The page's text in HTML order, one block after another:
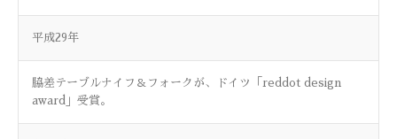
平成29年
脇差テーブルナイフ＆フォークが、ドイツ「reddot design
award」受賞。